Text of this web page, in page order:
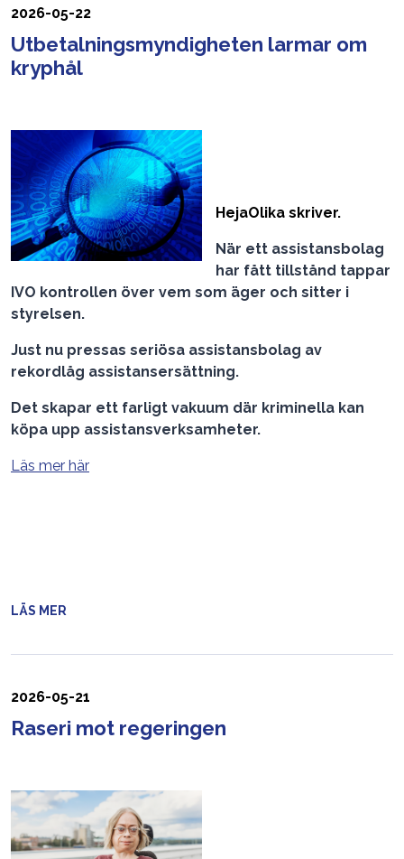
2026-05-22
Utbetalningsmyndigheten larmar om
kryphål
HejaOlika skriver.
När ett assistansbolag
har fått tillstånd tappar
IVO kontrollen över vem som äger och sitter i
styrelsen.
Just nu pressas seriösa assistansbolag av
rekordlåg assistansersättning.
Det skapar ett farligt vakuum där kriminella kan
köpa upp assistansverksamheter.
Läs mer här
LÄS MER
2026-05-21
Raseri mot regeringen